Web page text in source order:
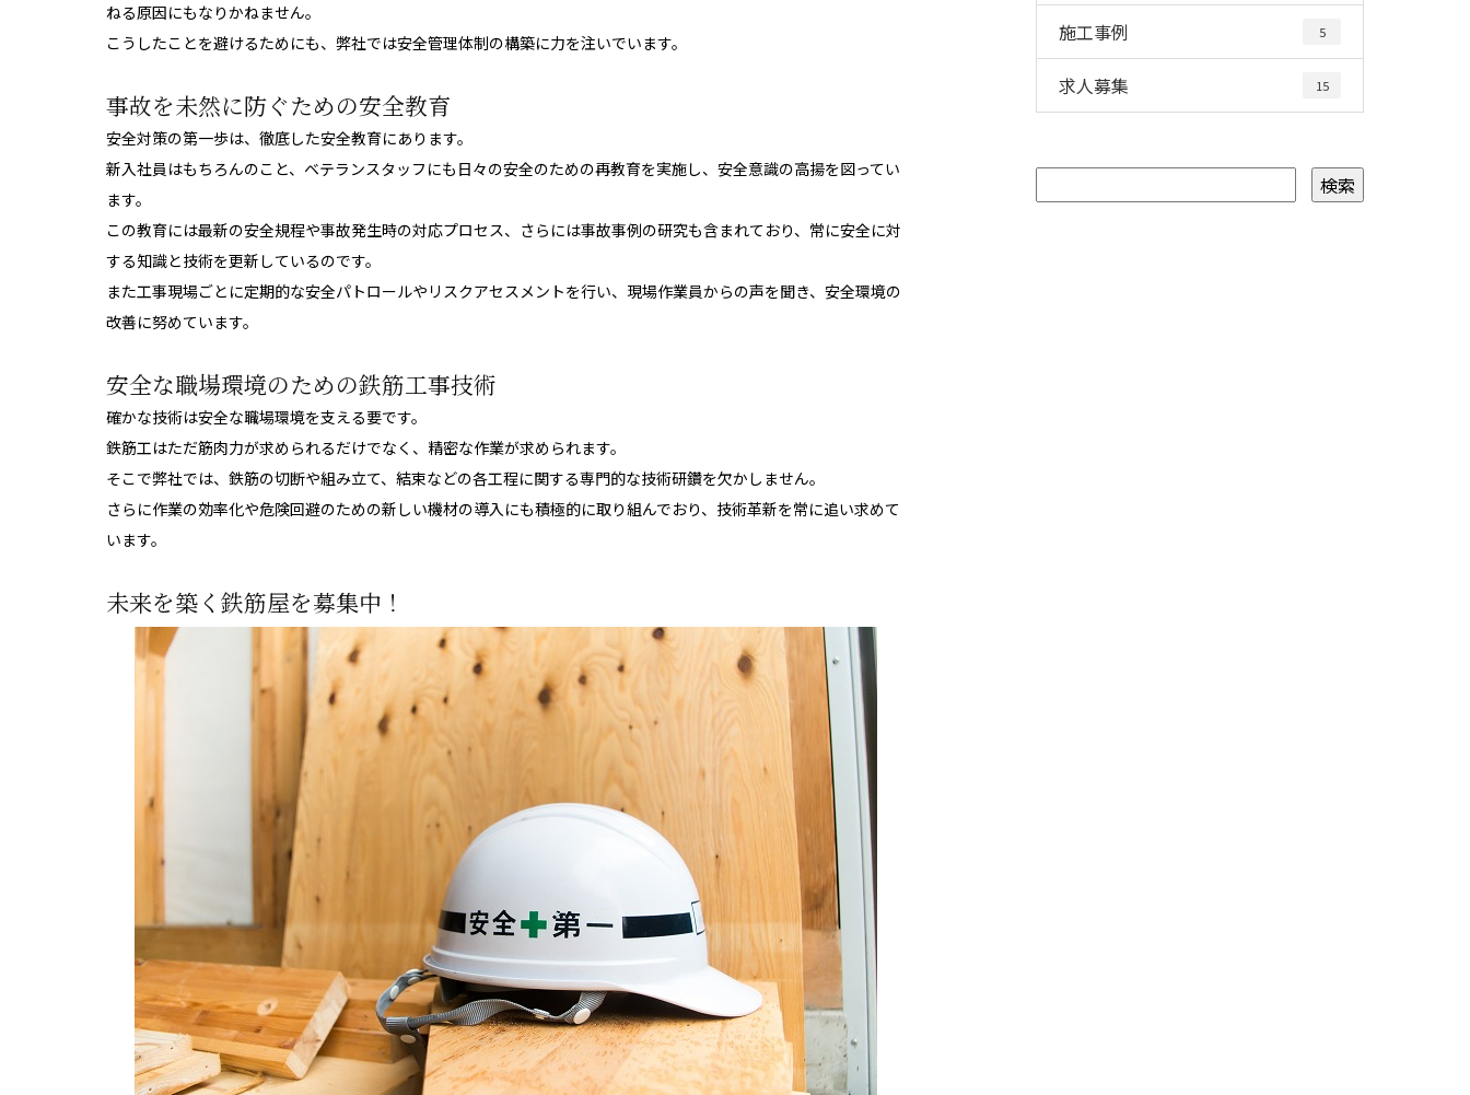
ねる原因にもなりかねません。
こうしたことを避けるためにも、弊社では安全管理体制の構築に力を注いでいます。
事故を未然に防ぐための安全教育
安全対策の第一歩は、徹底した安全教育にあります。
新入社員はもちろんのこと、ベテランスタッフにも日々の安全のための再教育を実施し、安全意識の高揚を図ってい
ます。
この教育には最新の安全規程や事故発生時の対応プロセス、さらには事故事例の研究も含まれており、常に安全に対
する知識と技術を更新しているのです。
また工事現場ごとに定期的な安全パトロールやリスクアセスメントを行い、現場作業員からの声を聞き、安全環境の
改善に努めています。
安全な職場環境のための鉄筋工事技術
確かな技術は安全な職場環境を支える要です。
鉄筋工はただ筋肉力が求められるだけでなく、精密な作業が求められます。
そこで弊社では、鉄筋の切断や組み立て、結束などの各工程に関する専門的な技術研鑽を欠かしません。
さらに作業の効率化や危険回避のための新しい機材の導入にも積極的に取り組んでおり、技術革新を常に追い求めて
います。
未来を築く鉄筋屋を募集中！
施工事例 5
求人募集 15